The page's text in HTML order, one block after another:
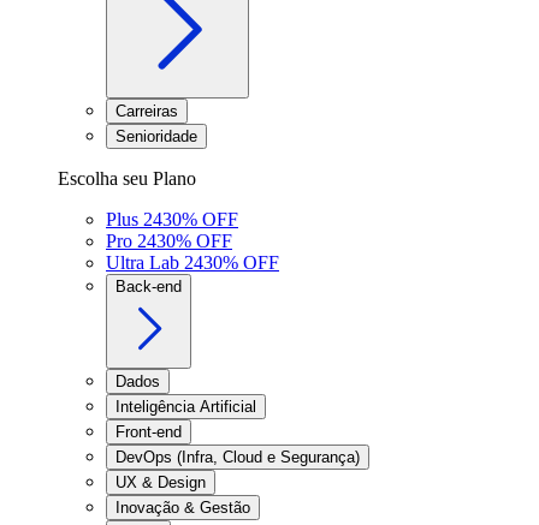
Carreiras
Senioridade
Escolha seu Plano
Plus 2430% OFF
Pro 2430% OFF
Ultra Lab 2430% OFF
Back-end
Dados
Inteligência Artificial
Front-end
DevOps (Infra, Cloud e Segurança)
UX & Design
Inovação & Gestão